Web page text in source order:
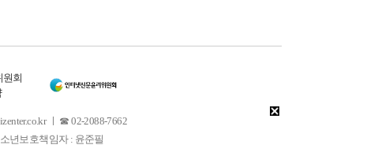
원회
ㅣ ☎ 02-2088-7662
년보호책임자 : 윤준필